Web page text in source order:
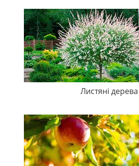
Листяні дерева